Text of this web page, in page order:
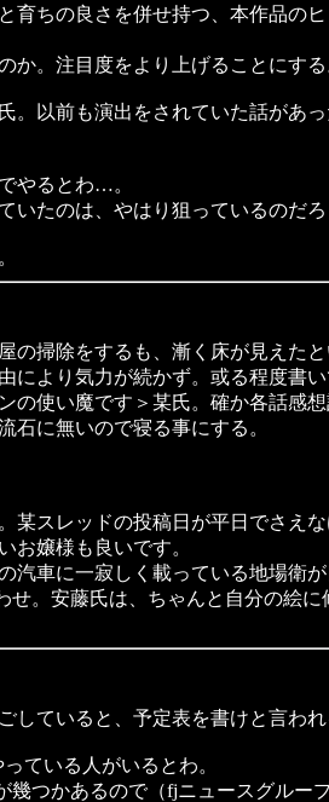
育ちの良さを併せ持つ、本作品の
。注目度をより上げることにする
以前も演出をされていた話があ
やるとわ…。
たのは、やはり狙っているのだろ
掃除をするも、漸く床が見えたと
より気力が続かず。或る程度書
使い魔です＞某氏。確か各話感想
に無いので寝る事にする。
スレッドの投稿日が平日でさえ
嬢様も良いです。
車に一寂しく載っている地場衛
。安藤氏は、ちゃんと自分の絵
ていると、予定表を書けと言わ
ている人がいるとわ。
つかあるので（fjニュースグルー